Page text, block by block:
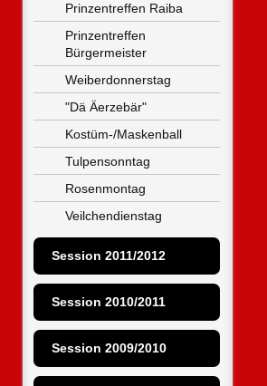
Prinzentreffen Raiba
Prinzentreffen
Bürgermeister
Weiberdonnerstag
"Dä Äerzebär"
Kostüm-/Maskenball
Tulpensonntag
Rosenmontag
Veilchendienstag
Session 2011/2012
Session 2010/2011
Session 2009/2010